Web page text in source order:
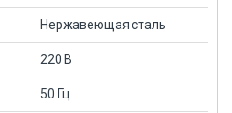
Нержавеющая сталь
220 В
50 Гц